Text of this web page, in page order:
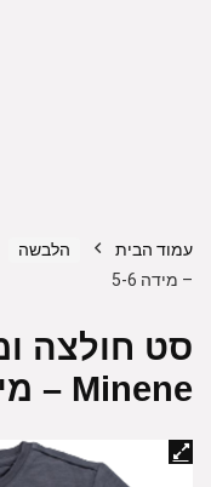
עמוד הבית הלבשה
– מידה 5-6
סט חולצה
Minene – מידה 5-6